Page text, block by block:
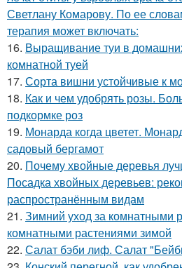
Светлану Комарову. По ее
терапия может включать:
16. Выращивание туи в
комнатной туей
17. Сорта вишни устойчивые к
18. Как и чем удобрять розы.
подкормке роз
19. Монарда когда цветет.
садовый бергамот
20. Почему хвойные деревья
Посадка хвойных деревьев:
распространённым видам
21. Зимний уход за комнатными
комнатными растениями зимой
22. Салат бэби лиф. Салат